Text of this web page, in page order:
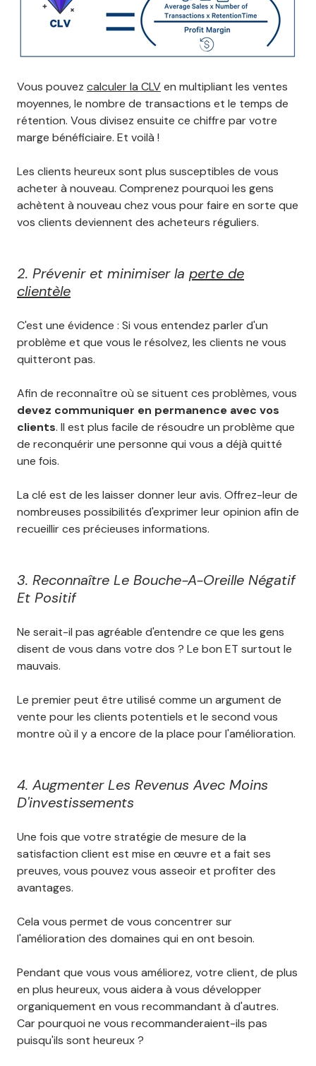
Vous pouvez calculer la CLVen multipliant les ventes
moyennes, le nombre de transactions et le temps de
rétention. Vous divisez ensuite ce chiffre par votre
marge bénéficiaire. Et voilà !
Les clients heureux sont plus susceptibles de vous
acheter à nouveau. Comprenez pourquoi les gens
achètent à nouveau chez vous pour faire en sorte que
vos clients deviennent des acheteurs réguliers.
2. Prévenir et minimiser la perte de
clientèle
C'est une évidence : Si vous entendez parler d'un
problème et que vous le résolvez, les clients ne vous
quitteront pas.
Afin de reconnaître où se situent ces problèmes, vous
devez communiquer en permanence avec vos
clients. Il est plus facile de résoudre un problème que
de reconquérir une personne qui vous a déjà quitté
une fois.
La clé est de les laisser donner leur avis. Offrez-leur de
nombreuses possibilités d'exprimer leur opinion afin de
recueillir ces précieuses informations.
3. Reconnaître Le Bouche-A-Oreille Négatif
Et Positif
Ne serait-il pas agréable d'entendre ce que les gens
disent de vous dans votre dos ? Le bon ET surtout le
mauvais.
Le premier peut être utilisé comme un argument de
vente pour les clients potentiels et le second vous
montre où il y a encore de la place pour l'amélioration.
4. Augmenter Les Revenus Avec Moins
D'investissements
Une fois que votre stratégie de mesure de la
satisfaction client est mise en œuvre et a fait ses
preuves, vous pouvez vous asseoir et profiter des
avantages.
Cela vous permet de vous concentrer sur
l'amélioration des domaines qui en ont besoin.
Pendant que vous vous améliorez, votre client, de plus
en plus heureux, vous aidera à vous développer
organiquement en vous recommandant à d'autres.
Car pourquoi ne vous recommanderaient-ils pas
puisqu'ils sont heureux ?